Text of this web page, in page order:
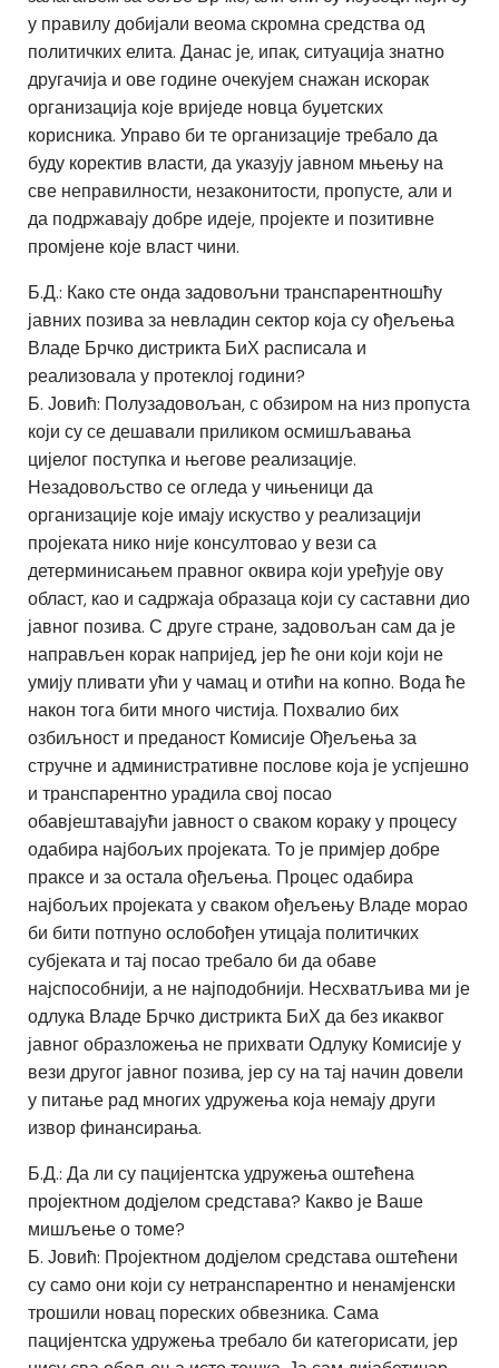
у правилу добијали веома скромна средства од
политичких елита. Данас је, ипак, ситуација знатно
другачија и ове године очекујем снажан искорак
организација које вриједе новца буџетских
корисника. Управо би те организације требало да
буду коректив власти, да указују јавном мњењу на
све неправилности, незаконитости, пропусте, али и
да подржавају добре идеје, пројекте и позитивне
промјене које власт чини.
Б.Д.: Како сте онда задовољни транспарентношћу
јавних позива за невладин сектор која су ођељења
Владе Брчко дистрикта БиХ расписала и
реализовала у протеклој години?
Б. Јовић: Полузадовољан, с обзиром на низ пропуста
који су се дешавали приликом осмишљавања
цијелог поступка и његове реализације.
Незадовољство се огледа у чињеници да
организације које имају искуство у реализацији
пројеката нико није консултовао у вези са
детерминисањем правног оквира који уређује ову
област, као и садржаја образаца који су саставни дио
јавног позива. С друге стране, задовољан сам да је
направљен корак напријед, јер ће они који који не
умију пливати ући у чамац и отићи на копно. Вода ће
након тога бити много чистија. Похвалио бих
озбиљност и преданост Комисије Ођељења за
стручне и административне послове која је успјешно
и транспарентно урадила свој посао
обавјештавајући јавност о сваком кораку у процесу
одабира најбољих пројеката. То је примјер добре
праксе и за остала ођељења. Процес одабира
најбољих пројеката у сваком ођељењу Владе морао
би бити потпуно ослобођен утицаја политичких
субјеката и тај посао требало би да обаве
најспособнији, а не најподобнији. Несхватљива ми је
одлука Владе Брчко дистрикта БиХ да без икаквог
јавног образложења не прихвати Одлуку Комисије у
вези другог јавног позива, јер су на тај начин довели
у питање рад многих удружења која немају други
извор финансирања.
Б.Д.: Да ли су пацијентска удружења оштећена
пројектном додјелом средстава? Какво је Ваше
мишљење о томе?
Б. Јовић: Пројектном додјелом средстава оштећени
су само они који су нетранспарентно и ненамјенски
трошили новац пореских обвезника. Сама
пацијентска удружења требало би категорисати, јер